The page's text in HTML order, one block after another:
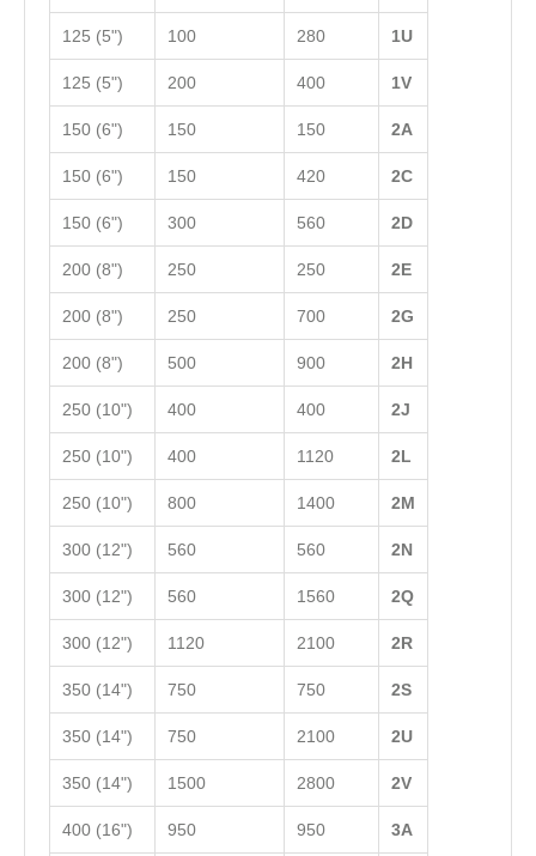
125 (5") 100 280 1U
125 (5") 200 400 1V
150 (6") 150 150 2А
150 (6") 150 420 2C
150 (6") 300 560 2D
200 (8") 250 250 2E
200 (8") 250 700 2G
200 (8") 500 900 2H
250 (10") 400 400 2J
250 (10") 400 1120 2L
250 (10") 800 1400 2M
300 (12") 560 560 2N
300 (12") 560 1560 2Q
300 (12") 1120 2100 2R
350 (14") 750 750 2S
350 (14") 750 2100 2U
350 (14") 1500 2800 2V
400 (16") 950 950 3А